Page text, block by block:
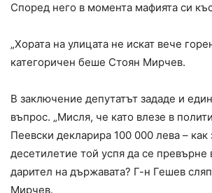
Според него в момента мафията си
„Хората на улицата не искат вече
категоричен беше Стоян Мирчев.
В заключение депутатът зададе и
въпрос. „Мисля, че като влезе в
Пеевски декларира 100 000 лева – как
десетилетие той успя да се
дарител на държавата? Г-н Гешев
Мирчев.